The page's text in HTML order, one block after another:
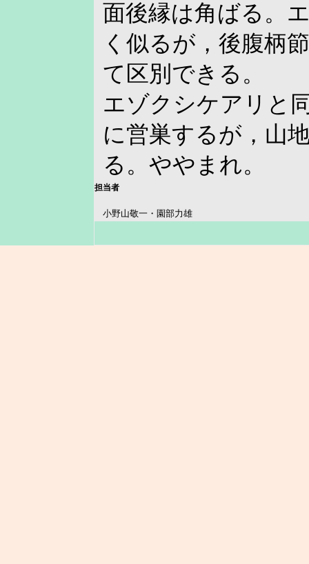
面後縁は角ばる。
く似るが，後腹柄
て区別できる。
エゾクシケアリと
に営巣するが，山
る。ややまれ。
担当者
小野山敬一・園部力雄